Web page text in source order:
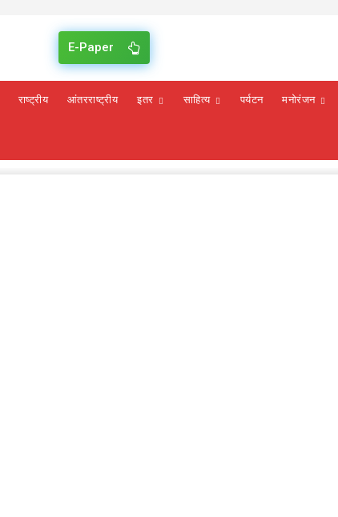
E-Paper
राष्ट्रीय आंतरराष्ट्रीय इतर साहित्य पर्यटन मनोरंजन